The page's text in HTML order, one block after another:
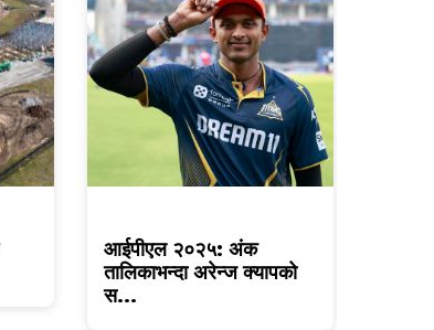
आईपीएल २०२५: अंक
तालिकाभन्दा अरेन्ज क्यापको
स...